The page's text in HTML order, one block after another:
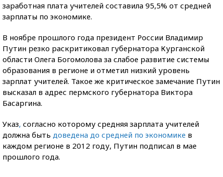
заработная плата учителей составила 95,5% от средней
зарплаты по экономике.
В ноябре прошлого года президент России Владимир
Путин резко раскритиковал губернатора Курганской
области Олега Богомолова за слабое развитие системы
образования в регионе и отметил низкий уровень
зарплат учителей. Такое же критическое замечание Путин
высказал в адрес пермского губернатора Виктора
Басаргина.
Указ, согласно которому средняя зарплата учителей
должна быть доведена до средней по экономике в
каждом регионе в 2012 году, Путин подписал в мае
прошлого года.